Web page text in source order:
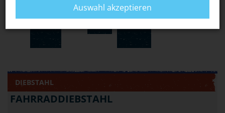
DIEBSTAHL
FAHRRADDIEBSTAHL
Auswahl akzeptieren